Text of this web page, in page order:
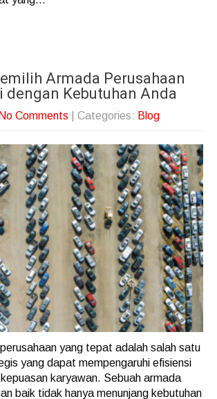
Armada Perusahaan
dengan Kebutuhan Anda
No Comments | Categories: Blog
yang tepat adalah salah satu
yang dapat mempengaruhi efisiensi
karyawan. Sebuah armada
baik tidak hanya menunjang kebutuhan